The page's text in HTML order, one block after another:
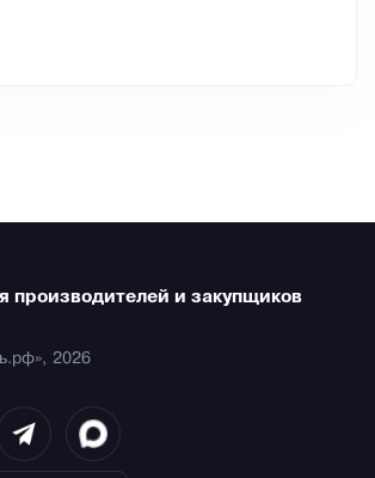
производителей и закупщиков
2026